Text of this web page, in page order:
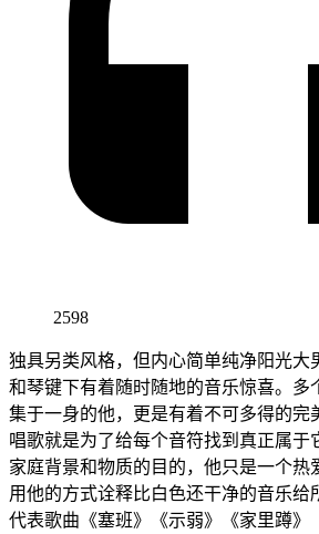
2598
独具另类风格，但内心简单纯净阳光大
和琴键下有着随时随地的音乐惊喜。多
集于一身的他，更是有着不可多得的完
唱歌就是为了给每个音符找到真正属于
家庭背景和物质的目的，他只是一个热
用他的方式诠释比白色还干净的音乐给
代表歌曲《塞班》《示弱》《家里蹲》